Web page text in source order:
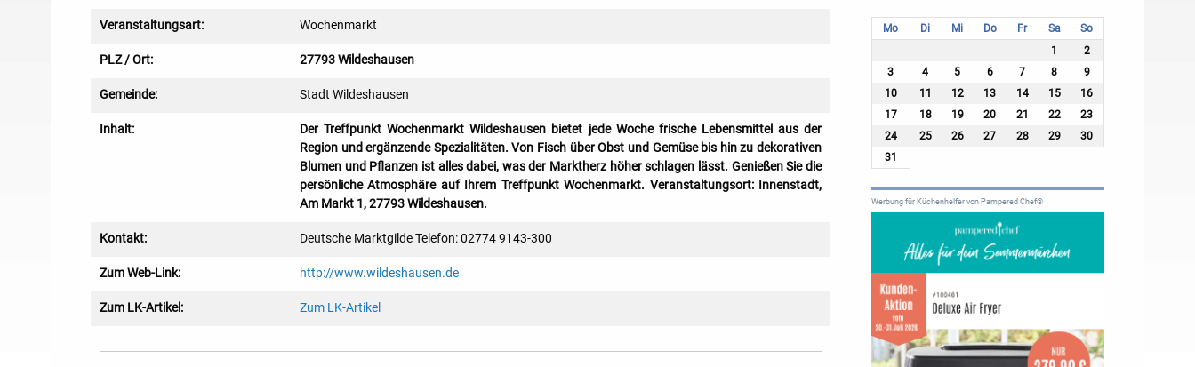
Veranstaltungsart: Wochenmarkt
PLZ / Ort: 27793 Wildeshausen
Gemeinde: Stadt Wildeshausen
Inhalt:
Der Treffpunkt Wochenmarkt Wildeshausen bietet jede Woche frische Lebensmittel aus der
Region und ergänzende Spezialitäten. Von Fisch über Obst und Gemüse bis hin zu dekorativen
Blumen und Pflanzen ist alles dabei, was der Marktherz höher schlagen lässt. Genießen Sie die
persönliche Atmosphäre auf Ihrem Treffpunkt Wochenmarkt. Veranstaltungsort: Innenstadt,
Am Markt 1, 27793 Wildeshausen.
Kontakt: Deutsche Marktgilde Telefon: 02774 9143-300
Zum Web-Link: http://www.wildeshausen.de
Zum LK-Artikel: Zum LK-Artikel
Mo Di Mi Do Fr Sa
So
1
2
3
4 5 6 7 8
9
10
11 12 13 14 15
16
17
18 19 20 21 22
23
24
25 26 27 28 29
30
31
Werbung für Küchenhelfer von Pampered Chef®